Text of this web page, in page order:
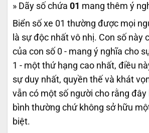
» Dãy số chứa 01 mang thêm ý
Biển số xe 01 thường được mọi
là sự độc nhất vô nhị. Con số này
của con số 0 - mang ý nghĩa cho
1 - một thứ hạng cao nhất, điều
sự duy nhất, quyền thế và khát
vẫn có một số người cho rằng
bình thường chứ không sở hữu
biệt.